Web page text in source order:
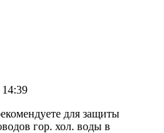
14:39
для защиты
гор. хол. воды в